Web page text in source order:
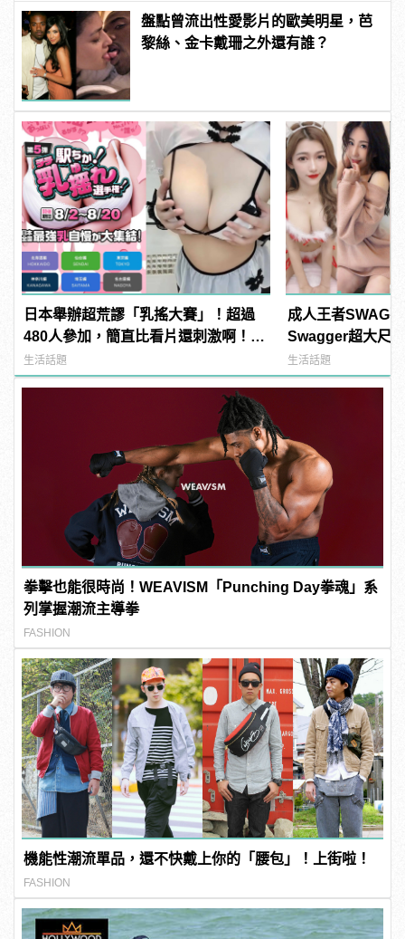
盤點曾流出性愛影片的歐美明星，芭
黎絲、金卡戴珊之外還有誰？
日本舉辦超荒謬「乳搖大賽」！超過
480人參加，簡直比看片還刺激啊！ |
manfashion這樣變型男
生活話題
成人王者SWAG
Swagger超大尺
紅海鮮通通有，
結！ |
生活話題
拳擊也能很時尚！WEAVISM「Punching Day拳魂」系
列掌握潮流主導拳
FASHION
機能性潮流單品，還不快戴上你的「腰包」！上街啦！
FASHION